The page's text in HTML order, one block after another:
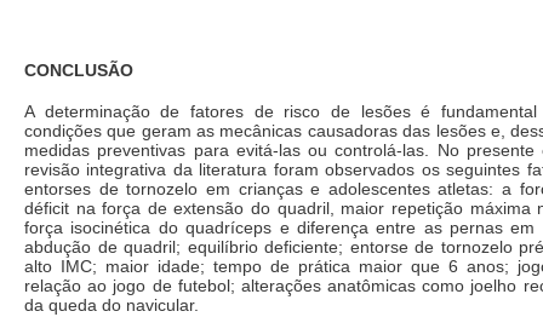
CONCLUSÃO
A determinação de fatores de risco de lesões é
condições que geram as mecânicas causadoras das lesões e,
medidas preventivas para evitá-las ou controlá-las. No
revisão integrativa da literatura foram observados os seguintes
entorses de tornozelo em crianças e adolescentes atletas: a
déficit na força de extensão do quadril, maior repetição máxima
força isocinética do quadríceps e diferença entre as pernas
abdução de quadril; equilíbrio deficiente; entorse de tornozelo
alto IMC; maior idade; tempo de prática maior que 6 anos;
relação ao jogo de futebol; alterações anatômicas como joelho
da queda do navicular.